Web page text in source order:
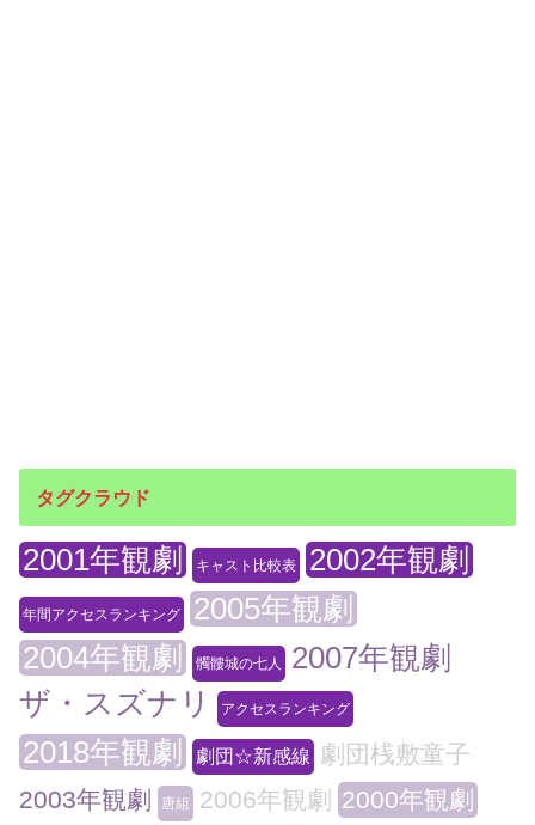
タグクラウド
2001年観劇 キャスト比較表 2002年観劇
年間アクセスランキング
2005年観劇
2004年観劇
髑髏城の七人
2007年観劇
ザ・スズナリ
アクセスランキング
2018年観劇 劇団☆新感線
劇団桟敷童子
2003年観劇
唐組 2006年観劇
2000年観劇